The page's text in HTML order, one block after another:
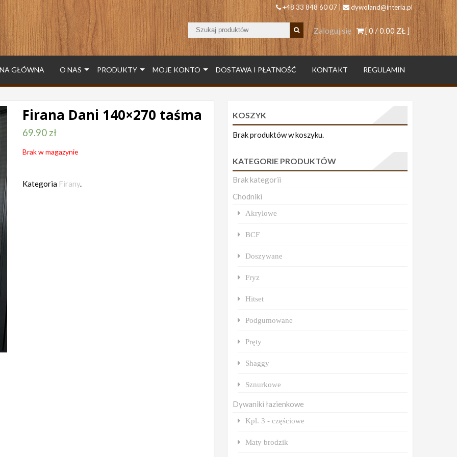
+48 33 848 60 07 | dywoland@interia.pl
[ 0 /0.00 ZŁ]
Zaloguj się
GŁÓWNA O NAS PRODUKTY MOJE KONTO DOSTAWA I PŁATNOŚĆ KONTAKT REGULAMIN
Firana Dani 140×270 taśma
69.90 zł
Brak w magazynie
Kategoria Firany.
KOSZYK
Brak produktów w koszyku.
KATEGORIE PRODUKTÓW
Brak kategorii
Chodniki
Akrylowe
BCF
Doszywane
Fryz
Hitset
Podgumowane
Pręty
Shaggy
Sznurkowe
Dywaniki łazienkowe
Kpl. 3 - częściowe
Maty brodzik